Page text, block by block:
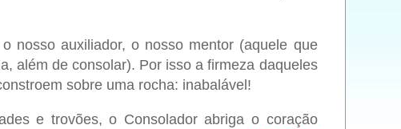
nosso auxiliador, o nosso mentor (aquele que
além de consolar). Por isso a firmeza daqueles
sobre uma rocha: inabalável!
e trovões, o Consolador abriga o coração